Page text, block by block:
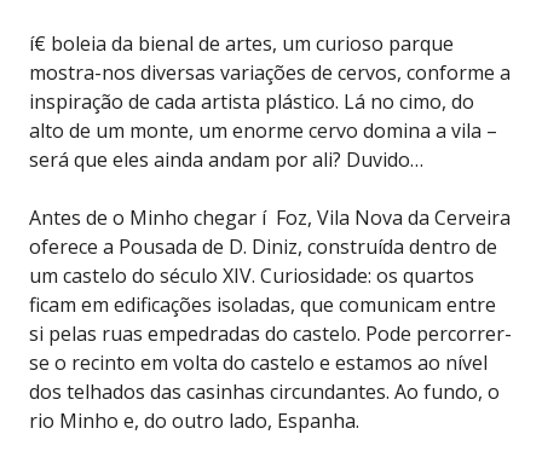
í€ boleia da bienal de artes, um curioso parque
mostra-nos diversas variações de cervos, conforme a
inspiração de cada artista plástico. Lá no cimo, do
alto de um monte, um enorme cervo domina a vila –
será que eles ainda andam por ali? Duvido…
Antes de o Minho chegar í Foz, Vila Nova da Cerveira
oferece a Pousada de D. Diniz, construída dentro de
um castelo do século XIV. Curiosidade: os quartos
ficam em edificações isoladas, que comunicam entre
si pelas ruas empedradas do castelo. Pode percorrer-
se o recinto em volta do castelo e estamos ao nível
dos telhados das casinhas circundantes. Ao fundo, o
rio Minho e, do outro lado, Espanha.